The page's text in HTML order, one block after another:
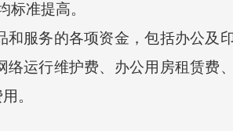
标准提高。
务的各项资金，包括办公及
运行维护费、办公用房租赁费
。